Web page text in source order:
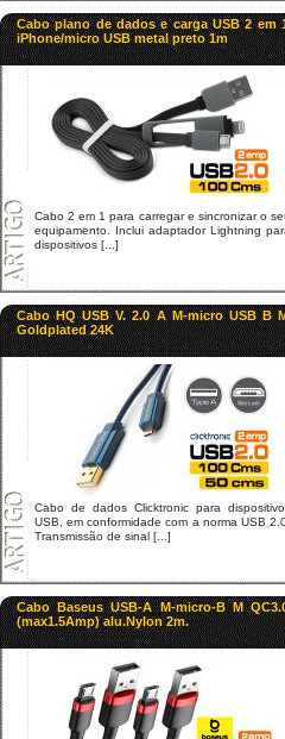
Cabo plano de dados e carga USB 2 em
iPhone/micro USB metal preto 1m
Cabo 2 em 1 para carregar e sincronizar o
equipamento. Inclui adaptador Lightning
dispositivos [...]
Cabo HQ USB V. 2.0 A M-micro USB B
Goldplated 24K
Cabo de dados Clicktronic para
USB, em conformidade com a norma USB
Transmissão de sinal [...]
Cabo Baseus USB-A M-micro-B M
(max1.5Amp) alu.Nylon 2m.